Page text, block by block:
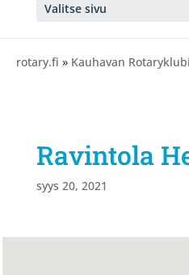
Valitse sivu
rotary.fi » Kauhavan
Ravintola
syys 20, 2021